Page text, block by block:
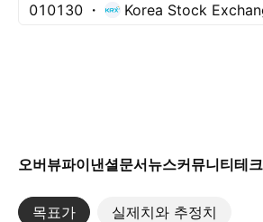
010130 Korea Stock
오버뷰파이낸셜문서뉴스커뮤니티테
목표가 실제치와 추정치